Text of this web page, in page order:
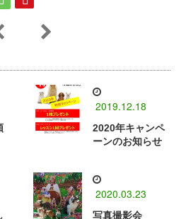
2019.12.18
2020年キャンペ
ーンのお知らせ
2020.03.23
写真撮影会